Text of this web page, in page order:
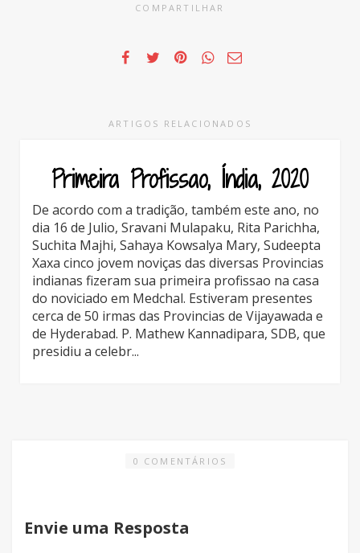
COMPARTILHAR
ARTIGOS RELACIONADOS
Primeira Profissao, Índia, 2020
De acordo com a tradição, também este ano, no
dia 16 de Julio, Sravani Mulapaku, Rita Parichha,
Suchita Majhi, Sahaya Kowsalya Mary, Sudeepta
Xaxa cinco jovem noviças das diversas Provincias
indianas fizeram sua primeira profissao na casa
do noviciado em Medchal. Estiveram presentes
cerca de 50 irmas das Provincias de Vijayawada e
de Hyderabad. P. Mathew Kannadipara, SDB, que
presidiu a celebr...
0 COMENTÁRIOS
Envie uma Resposta